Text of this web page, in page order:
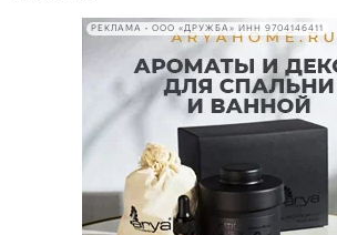
РЕКЛАМА • ООО «ДРУЖБА» ИНН 9704146411